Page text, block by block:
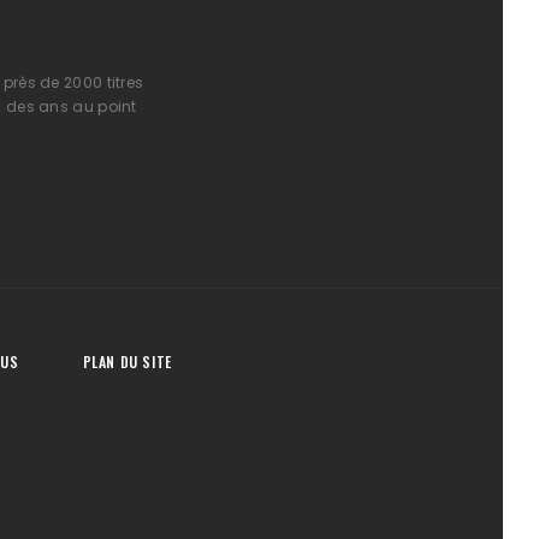
de 2000 titres
des ans au point
PLAN DU SITE